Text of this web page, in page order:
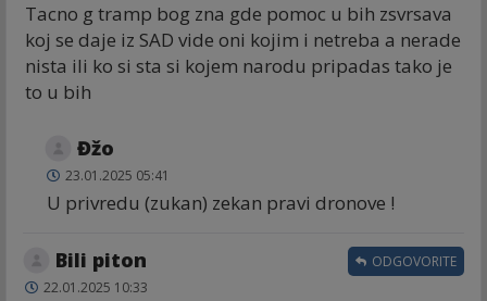
Tacno g tramp bog zna gde pomoc u bih zsvrsava
koj se daje iz SAD vide oni kojim i netreba a nerade
nista ili ko si sta si kojem narodu pripadas tako je
to u bih
Đžo
23.01.2025 05:41
U privredu (zukan) zekan pravi dronove !
Bili piton
22.01.2025 10:33
ODGOVORITE